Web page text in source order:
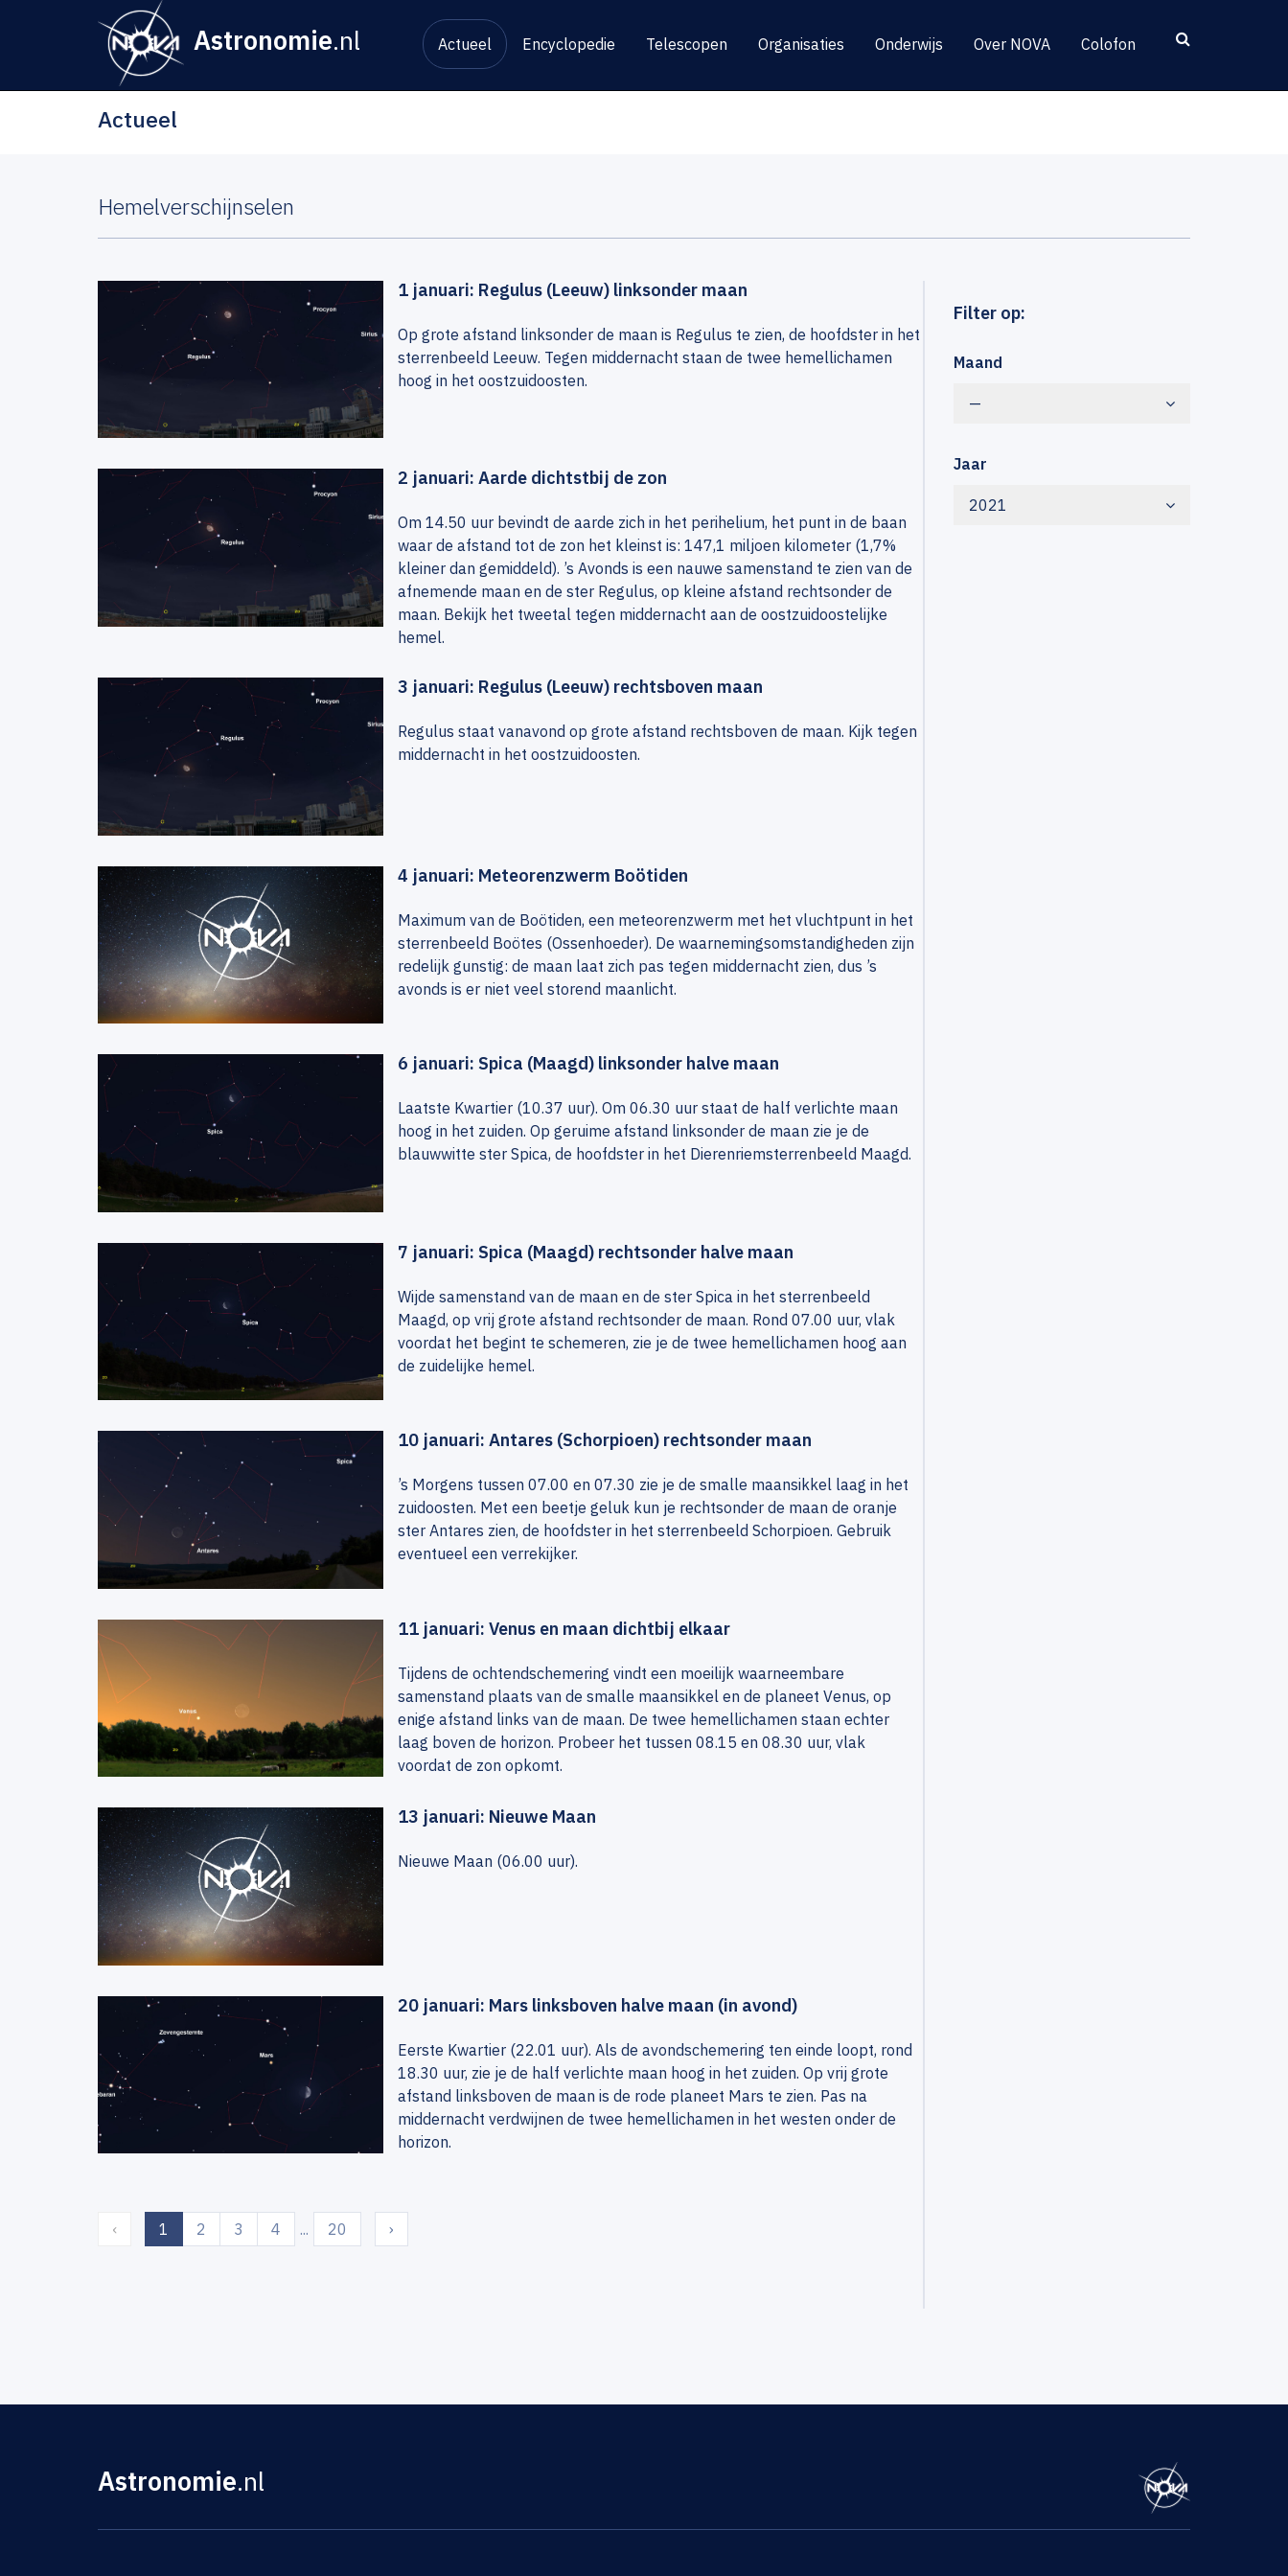
Astronomie.nl Actueel Encyclopedie Telescopen Organisaties Onderwijs Over NOVA Colofon
Actueel
Hemelverschijnselen
Filter op:
Maand
—
Jaar
2021
1 januari: Regulus (Leeuw) linksonder maan
Op grote afstand linksonder de maan is Regulus te zien, de hoofdster in het
sterrenbeeld Leeuw. Tegen middernacht staan de twee hemellichamen
hoog in het oostzuidoosten.
2 januari: Aarde dichtstbij de zon
Om 14.50 uur bevindt de aarde zich in het perihelium, het punt in de baan
waar de afstand tot de zon het kleinst is: 147,1 miljoen kilometer (1,7%
kleiner dan gemiddeld). ’s Avonds is een nauwe samenstand te zien van de
afnemende maan en de ster Regulus, op kleine afstand rechtsonder de
maan. Bekijk het tweetal tegen middernacht aan de oostzuidoostelijke
hemel.
3 januari: Regulus (Leeuw) rechtsboven maan
Regulus staat vanavond op grote afstand rechtsboven de maan. Kijk tegen
middernacht in het oostzuidoosten.
4 januari: Meteorenzwerm Boötiden
Maximum van de Boötiden, een meteorenzwerm met het vluchtpunt in het
sterrenbeeld Boötes (Ossenhoeder). De waarnemingsomstandigheden zijn
redelijk gunstig: de maan laat zich pas tegen middernacht zien, dus ’s
avonds is er niet veel storend maanlicht.
6 januari: Spica (Maagd) linksonder halve maan
Laatste Kwartier (10.37 uur). Om 06.30 uur staat de half verlichte maan
hoog in het zuiden. Op geruime afstand linksonder de maan zie je de
blauwwitte ster Spica, de hoofdster in het Dierenriemsterrenbeeld Maagd.
7 januari: Spica (Maagd) rechtsonder halve maan
Wijde samenstand van de maan en de ster Spica in het sterrenbeeld
Maagd, op vrij grote afstand rechtsonder de maan. Rond 07.00 uur, vlak
voordat het begint te schemeren, zie je de twee hemellichamen hoog aan
de zuidelijke hemel.
10 januari: Antares (Schorpioen) rechtsonder maan
’s Morgens tussen 07.00 en 07.30 zie je de smalle maansikkel laag in het
zuidoosten. Met een beetje geluk kun je rechtsonder de maan de oranje
ster Antares zien, de hoofdster in het sterrenbeeld Schorpioen. Gebruik
eventueel een verrekijker.
11 januari: Venus en maan dichtbij elkaar
Tijdens de ochtendschemering vindt een moeilijk waarneembare
samenstand plaats van de smalle maansikkel en de planeet Venus, op
enige afstand links van de maan. De twee hemellichamen staan echter
laag boven de horizon. Probeer het tussen 08.15 en 08.30 uur, vlak
voordat de zon opkomt.
13 januari: Nieuwe Maan
Nieuwe Maan (06.00 uur).
20 januari: Mars linksboven halve maan (in avond)
Eerste Kwartier (22.01 uur). Als de avondschemering ten einde loopt, rond
18.30 uur, zie je de half verlichte maan hoog in het zuiden. Op vrij grote
afstand linksboven de maan is de rode planeet Mars te zien. Pas na
middernacht verdwijnen de twee hemellichamen in het westen onder de
horizon.
‹ 1 (current)
2 3 4 ... 20 ›
Astronomie.nl